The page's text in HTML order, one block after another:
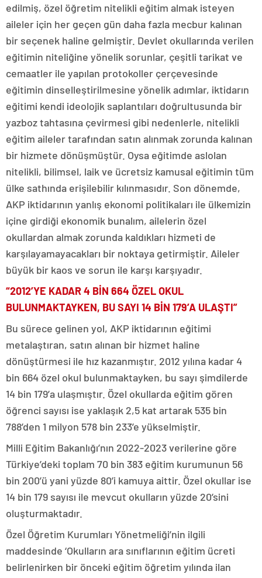
edilmiş, özel öğretim nitelikli eğitim almak isteyen
aileler için her geçen gün daha fazla mecbur kalınan
bir seçenek haline gelmiştir. Devlet okullarında verilen
eğitimin niteliğine yönelik sorunlar, çeşitli tarikat ve
cemaatler ile yapılan protokoller çerçevesinde
eğitimin dinselleştirilmesine yönelik adımlar, iktidarın
eğitimi kendi ideolojik saplantıları doğrultusunda bir
yazboz tahtasına çevirmesi gibi nedenlerle, nitelikli
eğitim aileler tarafından satın alınmak zorunda kalınan
bir hizmete dönüşmüştür. Oysa eğitimde aslolan
nitelikli, bilimsel, laik ve ücretsiz kamusal eğitimin tüm
ülke sathında erişilebilir kılınmasıdır. Son dönemde,
AKP iktidarının yanlış ekonomi politikaları ile ülkemizin
içine girdiği ekonomik bunalım, ailelerin özel
okullardan almak zorunda kaldıkları hizmeti de
karşılayamayacakları bir noktaya getirmiştir. Aileler
büyük bir kaos ve sorun ile karşı karşıyadır.
“2012’YE KADAR 4 BİN 664 ÖZEL OKUL
BULUNMAKTAYKEN, BU SAYI 14 BİN 179’A ULAŞTI”
Bu sürece gelinen yol, AKP iktidarının eğitimi
metalaştıran, satın alınan bir hizmet haline
dönüştürmesi ile hız kazanmıştır. 2012 yılına kadar 4
bin 664 özel okul bulunmaktayken, bu sayı şimdilerde
14 bin 179’a ulaşmıştır. Özel okullarda eğitim gören
öğrenci sayısı ise yaklaşık 2,5 kat artarak 535 bin
788’den 1 milyon 578 bin 233’e yükselmiştir.
Milli Eğitim Bakanlığı’nın 2022-2023 verilerine göre
Türkiye’deki toplam 70 bin 383 eğitim kurumunun 56
bin 200’ü yani yüzde 80’i kamuya aittir. Özel okullar ise
14 bin 179 sayısı ile mevcut okulların yüzde 20’sini
oluşturmaktadır.
Özel Öğretim Kurumları Yönetmeliği’nin ilgili
maddesinde ‘Okulların ara sınıflarının eğitim ücreti
belirlenirken bir önceki eğitim öğretim yılında ilan